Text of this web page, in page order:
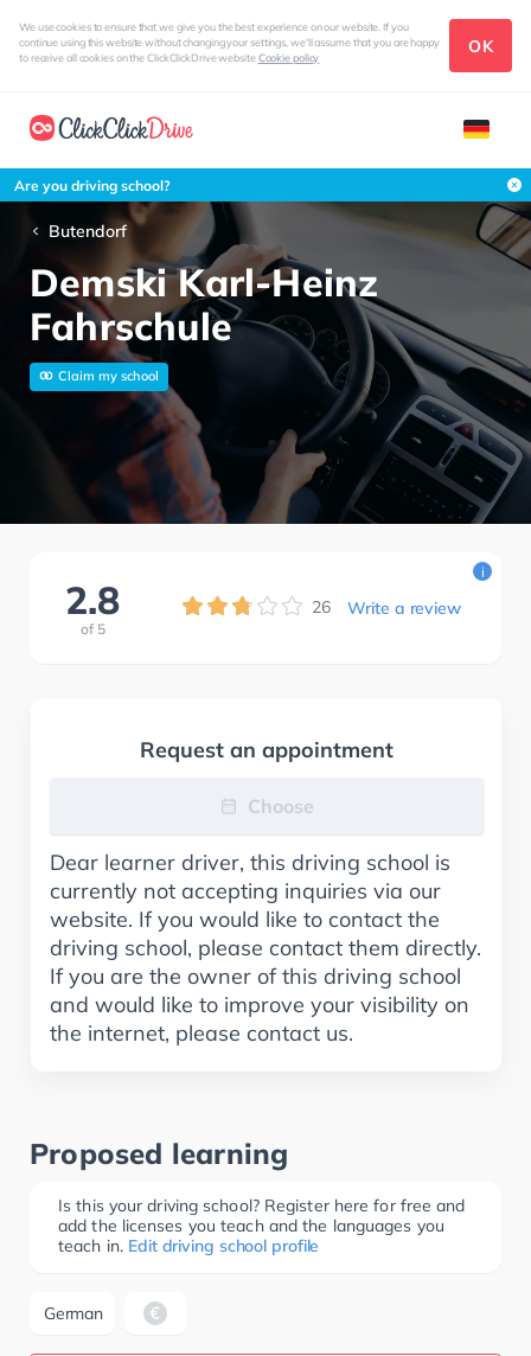
We use cookies to ensure that we give you the best experience on our website. If you
continue using this website without changing your settings, we'll assume that you are happy
to receive all cookies on the ClickClickDrive websiteCookie policy
OK
Are you driving school?
Butendorf
Demski Karl-Heinz
Fahrschule
Claim my school
2.8
of 5
26 Write a review
i
Request an appointment
Choose
Dear learner driver, this driving school is
currently not accepting inquiries via our
website. If you would like to contact the
driving school, please contact them directly.
If you are the owner of this driving school
and would like to improve your visibility on
the internet, please contact us.
Proposed learning
Is this your driving school? Register here for free and
add the licenses you teach and the languages you
teach in. Edit driving school profile
German